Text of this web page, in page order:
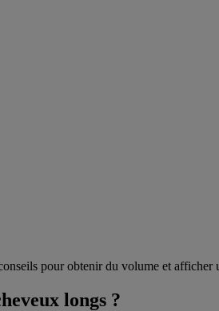
pour obtenir du volume et afficher
longs ?